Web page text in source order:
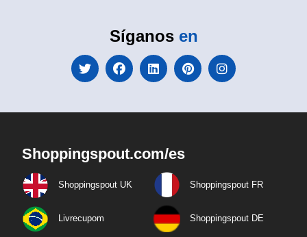
Síganos en
Shoppingspout.com/es
Shoppingspout UK Shoppingspout FR
Livrecupom Shoppingspout DE